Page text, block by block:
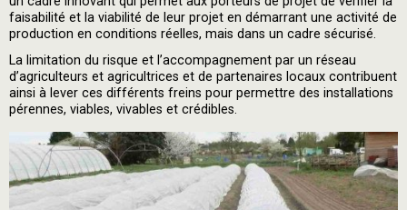
faisabilité et la viabilité de leur projet en démarrant une activité de
production en conditions réelles, mais dans un cadre sécurisé.
La limitation du risque et l’accompagnement par un réseau
d’agriculteurs et agricultrices et de partenaires locaux contribuent
ainsi à lever ces différents freins pour permettre des installations
pérennes, viables, vivables et crédibles.